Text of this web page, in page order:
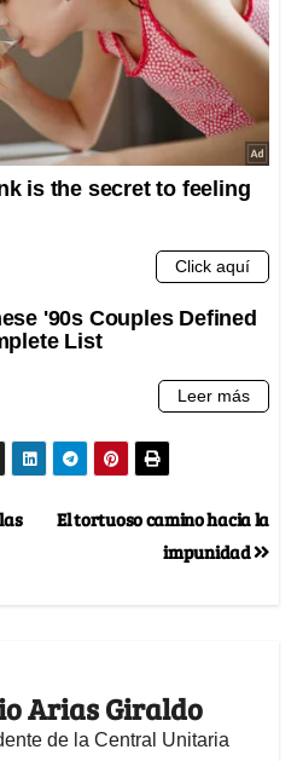
El tortuoso camino hacia la
impunidad
Arias Giraldo
de la Central Unitaria